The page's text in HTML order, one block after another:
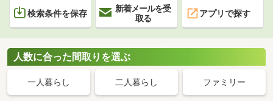
検索条件を保存
新着メールを受
取る
アプリで探す
人数に合った間取りを選ぶ
一人暮らし 二人暮らし ファミリー